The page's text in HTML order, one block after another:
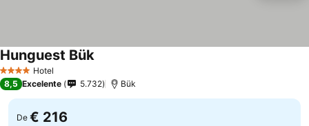
4 EstrelasHotel
Hunguest BükVer preços
8,5 Excelente 5.732 Bük
De € 216